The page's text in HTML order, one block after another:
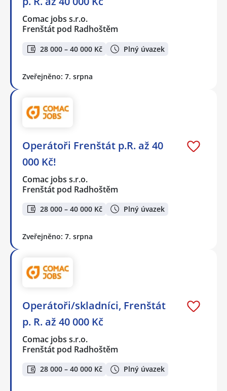
Comac jobs s.r.o.
Frenštát pod Radhoštěm
28 000 – 40 000 Kč Plný úvazek
Zveřejněno: 7. srpna
Operátoři Frenštát p.R. až 40
000 Kč!
Comac jobs s.r.o.
Frenštát pod Radhoštěm
28 000 – 40 000 Kč Plný úvazek
Zveřejněno: 7. srpna
Operátoři/skladníci, Frenštát
p. R. až 40 000 Kč
Comac jobs s.r.o.
Frenštát pod Radhoštěm
28 000 – 40 000 Kč Plný úvazek